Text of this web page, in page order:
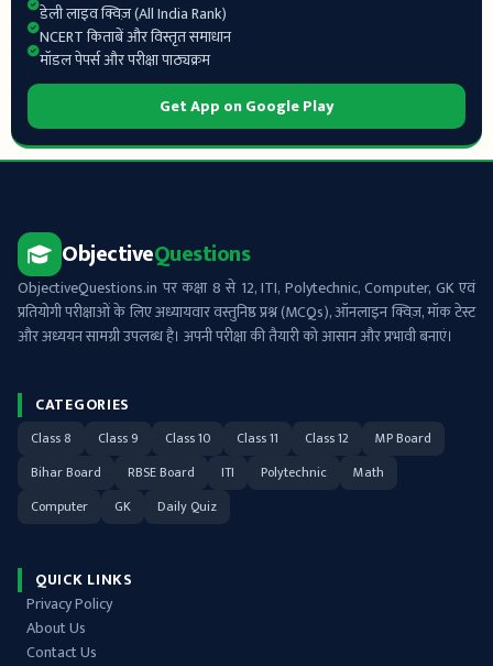
डेली लाइव क्विज़ (All India Rank)
NCERT किताबें और विस्तृत समाधान
मॉडल पेपर्स और परीक्षा पाठ्यक्रम
Get App on Google Play
ObjectiveQuestions
ObjectiveQuestions.in पर कक्षा 8 से 12, ITI, Polytechnic, Computer, GK एवं
प्रतियोगी परीक्षाओं के लिए अध्यायवार वस्तुनिष्ठ प्रश्न (MCQs), ऑनलाइन क्विज़, मॉक टेस्ट
और अध्ययन सामग्री उपलब्ध है। अपनी परीक्षा की तैयारी को आसान और प्रभावी बनाएं।
CATEGORIES
Class 8 Class 9 Class 10 Class 11 Class 12
MP Board
Bihar Board
RBSE Board ITI Polytechnic
Math
Computer
GK Daily Quiz
QUICK LINKS
Privacy Policy
About Us
Contact Us